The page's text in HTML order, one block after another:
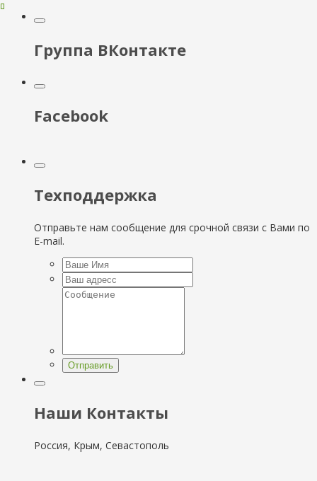
Группа ВКонтакте
Facebook
Техподдержка
Отправьте нам сообщение для срочной связи с Вами по
E-mail.
Отправить
Наши Контакты
Россия, Крым, Севастополь